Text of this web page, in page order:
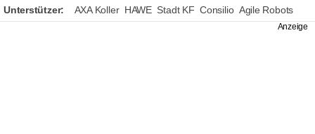
Unterstützer: AXA Koller HAWE Stadt KF Consilio Agile Robots